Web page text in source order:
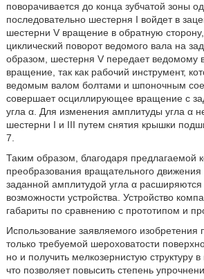
поворачивается до конца зубчатой зоны
последовательно шестерня I войдет в
шестерни V вращение в обратную
циклический поворот ведомого вала на
образом, шестерня V передает ведомому
вращение, так как рабочий инструмент,
ведомым валом болтами и шпоночным
совершает осциллирующее вращение с
угла α. Для изменения амплитуды угла α
шестерни I и III путем снятия крышки
7.
Таким образом, благодаря предлагаемой
преобразования вращательного
заданной амплитудой угла α расширяются
возможности устройства. Устройство
габариты по сравнению с прототипом и
Использование заявляемого изобретения
только требуемой шероховатости
но и получить мелкозернистую структуру
что позволяет повысить степень